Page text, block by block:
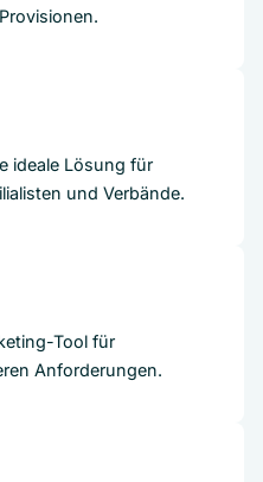
ideale Lösung für
und Verbände.
Tool für
Anforderungen.